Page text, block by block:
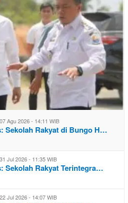
07 Agu 2026 - 14:11 WIB
Sekolah Rakyat di Bungo H…
31 Jul 2026 - 11:35 WIB
Sekolah Rakyat Terintegra…
22 Jul 2026 - 14:07 WIB